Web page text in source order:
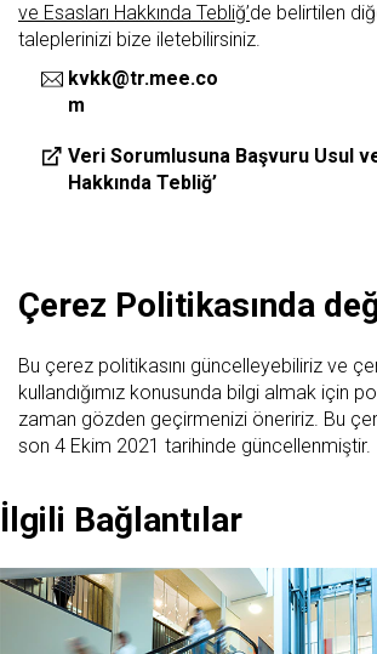
ve Esasları Hakkında Tebliğ’de belirtilen
taleplerinizi bize iletebilirsiniz.
kvkk@tr.mee.co
m
Veri Sorumlusuna Başvuru Usul
Hakkında Tebliğ’
Çerez Politikasında
Bu çerez politikasını güncelleyebiliriz ve
kullandığımız konusunda bilgi almak için
zaman gözden geçirmenizi öneririz. Bu
son 4 Ekim 2021 tarihinde güncellenmiştir.
İlgili Bağlantılar